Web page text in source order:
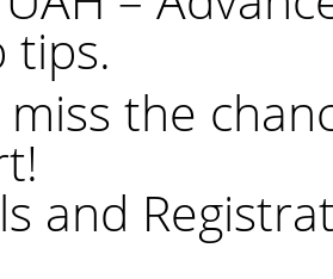
tips.
miss the
and